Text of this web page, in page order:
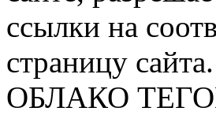
ссылки на
страницу сайта.
ОБЛАКО